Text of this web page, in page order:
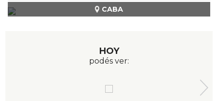
CABA
HOY
podés ver: